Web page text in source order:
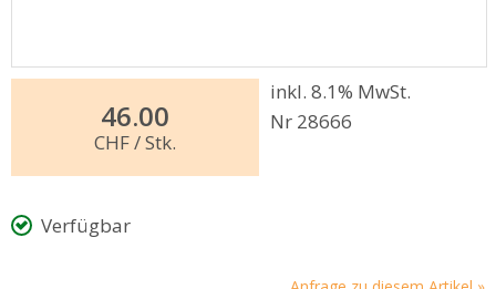
46.00
CHF/ Stk.
inkl. 8.1% MwSt.
Nr 28666
Verfügbar